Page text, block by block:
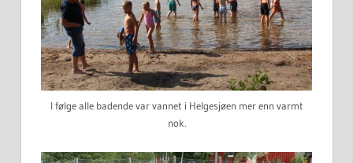
I følge alle badende var vannet i Helgesjøen mer enn varmt
nok.